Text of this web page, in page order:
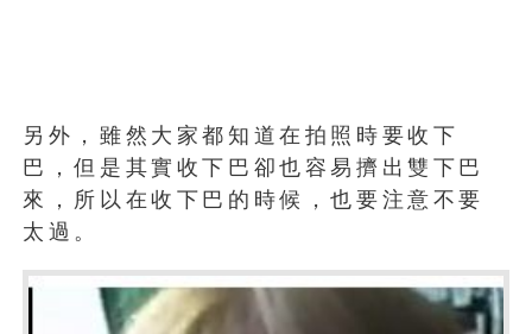
另外，雖然大家都知道在拍照時要收下
巴，但是其實收下巴卻也容易擠出雙下巴
來，所以在收下巴的時候，也要注意不要
太過。